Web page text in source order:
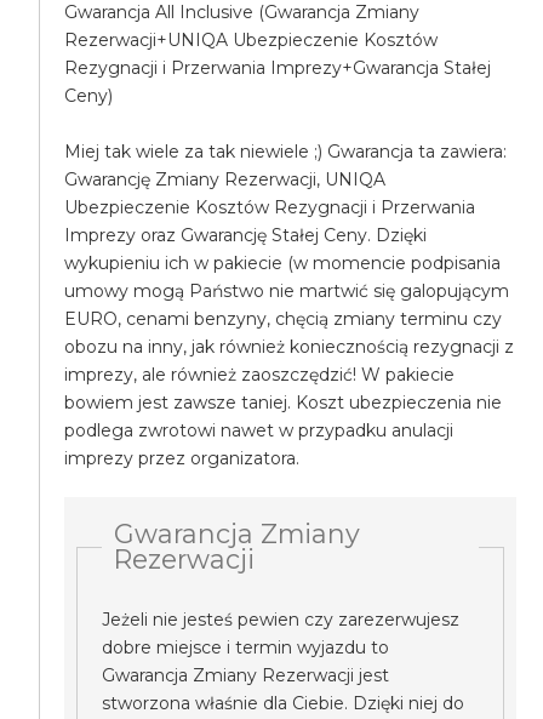
Gwarancja All Inclusive (Gwarancja Zmiany
Rezerwacji+UNIQA Ubezpieczenie Kosztów
Rezygnacji i Przerwania Imprezy+Gwarancja Stałej
Ceny)
Miej tak wiele za tak niewiele ;) Gwarancja ta zawiera:
Gwarancję Zmiany Rezerwacji, UNIQA
Ubezpieczenie Kosztów Rezygnacji i Przerwania
Imprezy oraz Gwarancję Stałej Ceny. Dzięki
wykupieniu ich w pakiecie (w momencie podpisania
umowy mogą Państwo nie martwić się galopującym
EURO, cenami benzyny, chęcią zmiany terminu czy
obozu na inny, jak również koniecznością rezygnacji z
imprezy, ale również zaoszczędzić! W pakiecie
bowiem jest zawsze taniej. Koszt ubezpieczenia nie
podlega zwrotowi nawet w przypadku anulacji
imprezy przez organizatora.
Gwarancja Zmiany
Rezerwacji
Jeżeli nie jesteś pewien czy zarezerwujesz
dobre miejsce i termin wyjazdu to
Gwarancja Zmiany Rezerwacji jest
stworzona właśnie dla Ciebie. Dzięki niej do